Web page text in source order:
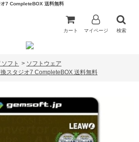
7 CompleteBOX 送料無料
カート マイページ 検索
フト > ソフトウェア
スタジオ7 CompleteBOX 送料無料